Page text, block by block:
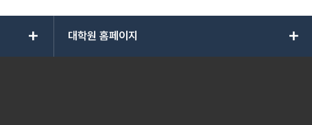
add 대학원 홈페이지 add